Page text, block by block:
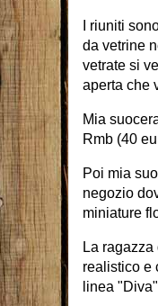
I riuniti
da vetrine
vetrate si
aperta che
Mia
Rmb (40
Poi mia
negozio
miniature
La
realistico e
linea